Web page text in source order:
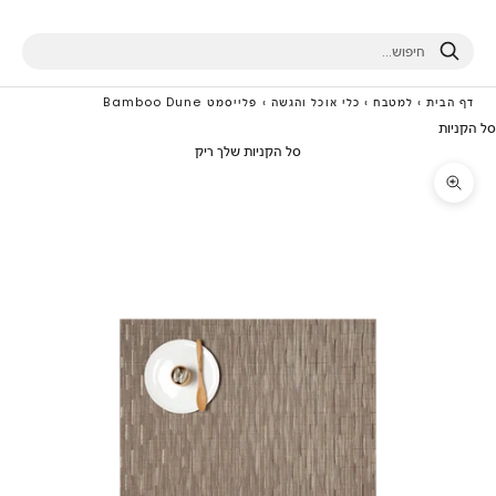
חיפוש
דף הבית › למטבח › כלי אוכל והגשה › פלייסמט Bamboo Dune
סל הקניות
סל הקניות שלך ריק
תקריב